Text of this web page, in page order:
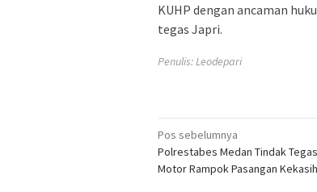
KUHP dengan ancaman
tegas Japri.
Penulis: Leodepari
Navigasi
pos
Pos sebelumnya
Polrestabes Medan Tindak
Motor Rampok Pasangan Kekasih